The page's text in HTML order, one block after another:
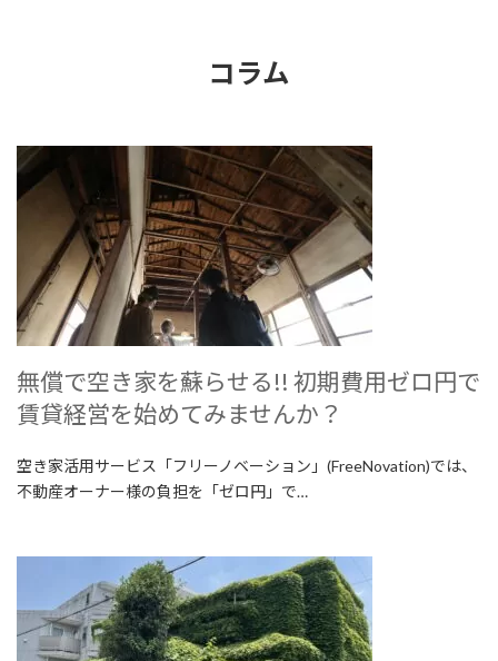
コラム
無償で空き家を蘇らせる!! 初期費用ゼロ円で
賃貸経営を始めてみませんか？
空き家活用サービス「フリーノベーション」(FreeNovation)では、
不動産オーナー様の負担を「ゼロ円」で…